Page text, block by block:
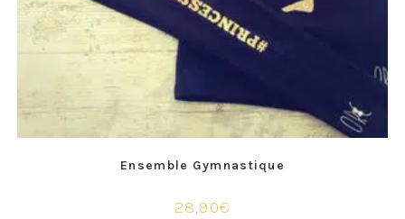
Ensemble Gymnastique
28,90€